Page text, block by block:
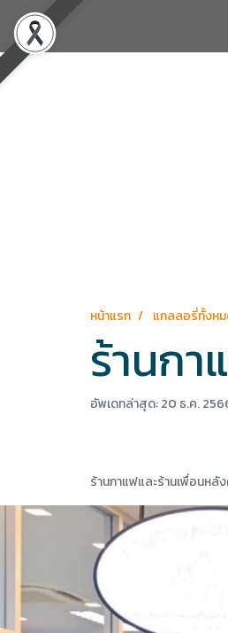
หน้าแรก แกลลอรี่ทั้งห
ร้านกา
อัพเดทล่าสุด: 20 ธ.ค.
ร้านกาแฟและร้านเพื่อนหลั